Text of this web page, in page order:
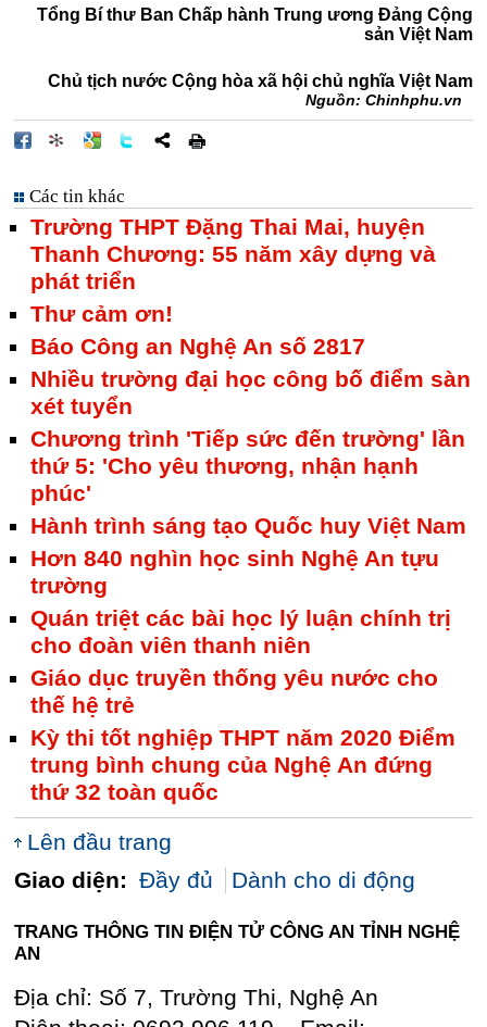
Tổng Bí thư Ban Chấp hành Trung ương Đảng Cộng
sản Việt Nam
Chủ tịch nước Cộng hòa xã hội chủ nghĩa Việt Nam
Nguồn: Chinhphu.vn
Các tin khác
Trường THPT Đặng Thai Mai, huyện
Thanh Chương: 55 năm xây dựng và
phát triển
Thư cảm ơn!
Báo Công an Nghệ An số 2817
Nhiều trường đại học công bố điểm sàn
xét tuyển
Chương trình 'Tiếp sức đến trường' lần
thứ 5: 'Cho yêu thương, nhận hạnh
phúc'
Hành trình sáng tạo Quốc huy Việt Nam
Hơn 840 nghìn học sinh Nghệ An tựu
trường
Quán triệt các bài học lý luận chính trị
cho đoàn viên thanh niên
Giáo dục truyền thống yêu nước cho
thế hệ trẻ
Kỳ thi tốt nghiệp THPT năm 2020 Điểm
trung bình chung của Nghệ An đứng
thứ 32 toàn quốc
Lên đầu trang
Giao diện: Đầy đủ Dành cho di động
TRANG THÔNG TIN ĐIỆN TỬ CÔNG AN TỈNH NGHỆ
AN
Địa chỉ: Số 7, Trường Thi, Nghệ An